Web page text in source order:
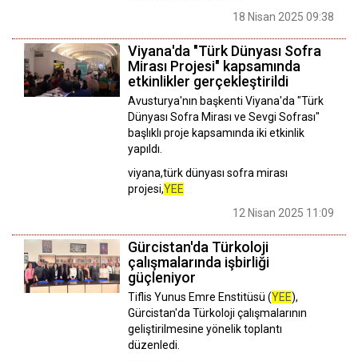
18 Nisan 2025 09:38
Viyana'da "Türk Dünyası Sofra
Mirası Projesi" kapsamında
etkinlikler gerçekleştirildi
Avusturya'nın başkenti Viyana'da "Türk
Dünyası Sofra Mirası ve Sevgi Sofrası"
başlıklı proje kapsamında iki etkinlik
yapıldı.
viyana,türk dünyası sofra mirası
projesi,YEE
12 Nisan 2025 11:09
Gürcistan'da Türkoloji
çalışmalarında işbirliği
güçleniyor
Tiflis Yunus Emre Enstitüsü (YEE),
Gürcistan'da Türkoloji çalışmalarının
geliştirilmesine yönelik toplantı
düzenledi.